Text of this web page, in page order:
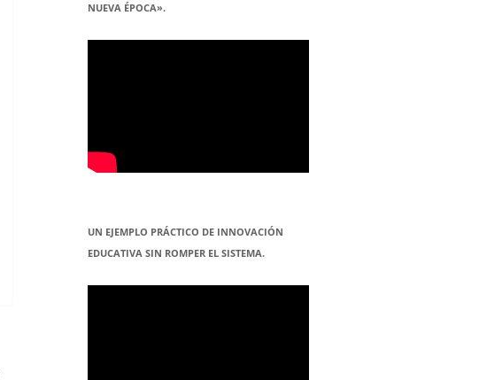
NUEVA ÉPOCA».
UN EJEMPLO PRÁCTICO DE INNOVACIÓN
EDUCATIVA SIN ROMPER EL SISTEMA.